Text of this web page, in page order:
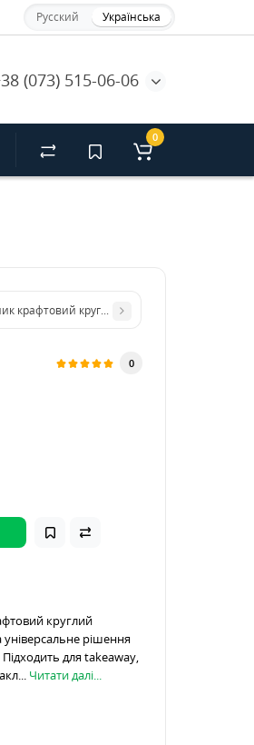
Русский Українська
(073) 515-06-06
0
мл 170х120мм
крафтовий круглий 750 мл. HRC
0
круглий
рішення
для takeaway,
Читати далі...